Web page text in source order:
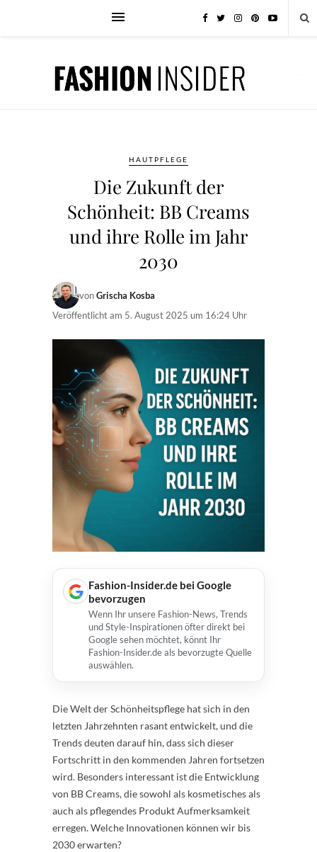
HAUTPFLEGE
Die Zukunft der
Schönheit: BB Creams
und ihre Rolle im Jahr
2030
vonGrischa Kosba
Veröffentlicht am 5. August 2025 um 16:24 Uhr
Fashion-Insider.de bei Google
bevorzugen
Wenn Ihr unsere Fashion-News, Trends
und Style-Inspirationen öfter direkt bei
Google sehen möchtet, könnt Ihr
Fashion-Insider.de als bevorzugte Quelle
auswählen.
Die Welt der Schönheitspflege hat sich in den
letzten Jahrzehnten rasant entwickelt, und die
Trends deuten darauf hin, dass sich dieser
Fortschritt in den kommenden Jahren fortsetzen
wird. Besonders interessant ist die Entwicklung
von BB Creams, die sowohl als kosmetisches als
auch als pflegendes Produkt Aufmerksamkeit
erregen. Welche Innovationen können wir bis
2030 erwarten?